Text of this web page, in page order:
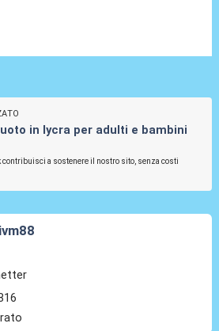
in lycra per adulti e bambini
a sostenere il nostro sito, senza costi